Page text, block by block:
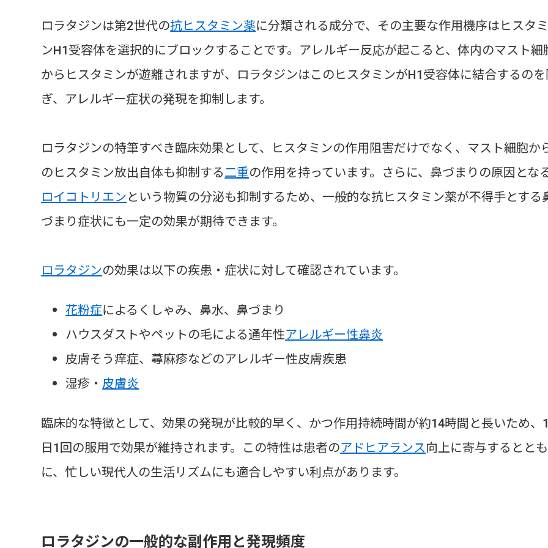
ロラタジンは第2世代の抗ヒスタミン薬に分類される成分で、その主要な作用機序はヒスタミ
ンH1受容体を選択的にブロックすることです。アレルギー反応が起こると、体内のマスト細
からヒスタミンが遊離されますが、ロラタジンはこのヒスタミンがH1受容体に結合するの
ぎ、アレルギー症状の発現を抑制します。
ロラタジンの特筆すべき臨床効果として、ヒスタミンの作用阻害だけでなく、マスト細胞か
のヒスタミン放出自体も抑制する二重の作用を持っています。さらに、鼻づまりの原因とな
ロイコトリエンという物質の分泌も抑制するため、一般的な抗ヒスタミン薬が不得手とする
づまり症状にも一定の効果が期待できます。
ロラタジンの効果は以下の疾患・症状に対して確認されています。
花粉症によるくしゃみ、鼻水、鼻づまり
ハウスダストやペットの毛による通年性アレルギー性鼻炎
皮膚そう痒症、蕁麻疹などのアレルギー性皮膚疾患
湿疹・皮膚炎
臨床的な特徴として、効果の発現が比較的早く、かつ作用持続時間が約14時間と長いため、1
日1回の服用で効果が維持されます。この特性は患者のアドヒアランス向上に寄与するととも
に、忙しい現代人の生活リズムにも適合しやすい利点があります。
ロラタジンの一般的な副作用と発現頻度